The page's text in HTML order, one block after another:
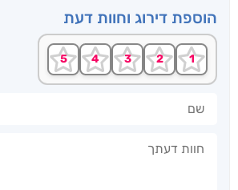
הוספת דירוג וחוות דעת